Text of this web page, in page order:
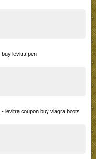
buy levitra pen
levitra coupon buy viagra boots